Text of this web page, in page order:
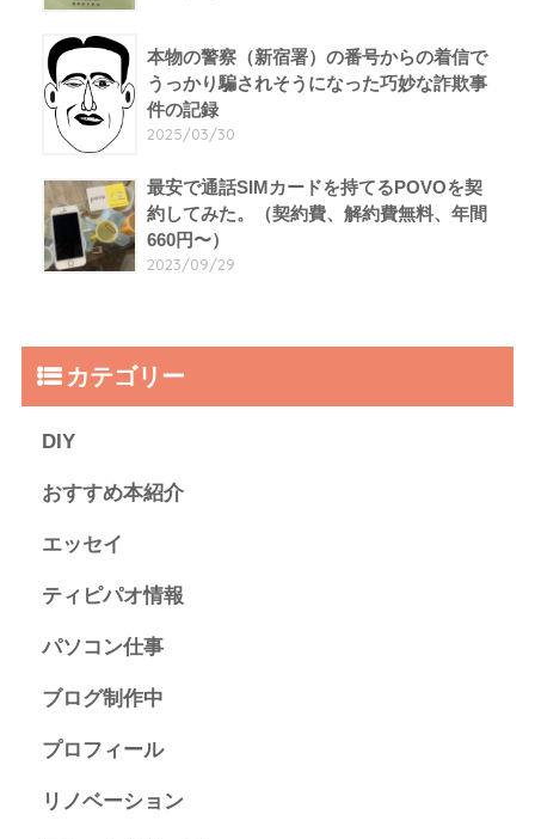
本物の警察（新宿署）の番号からの着信で
うっかり騙されそうになった巧妙な詐欺事
件の記録
2025/03/30
最安で通話SIMカードを持てるPOVOを契
約してみた。（契約費、解約費無料、年間
660円〜）
2023/09/29
カテゴリー
DIY
おすすめ本紹介
エッセイ
ティピパオ情報
パソコン仕事
ブログ制作中
プロフィール
リノベーション